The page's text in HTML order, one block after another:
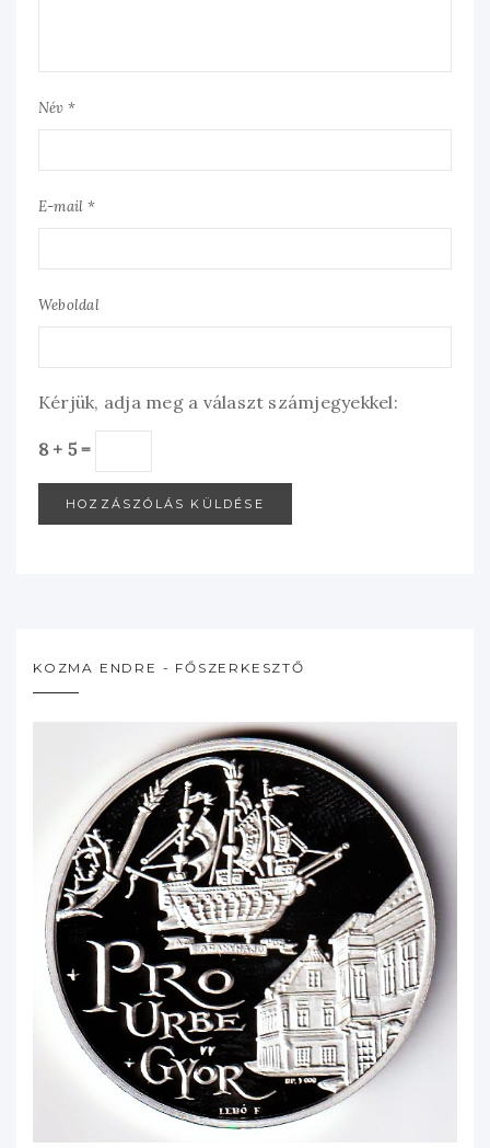
Név *
E-mail *
Weboldal
Kérjük, adja meg a választ számjegyekkel:
8 + 5 =
KOZMA ENDRE - FŐSZERKESZTŐ